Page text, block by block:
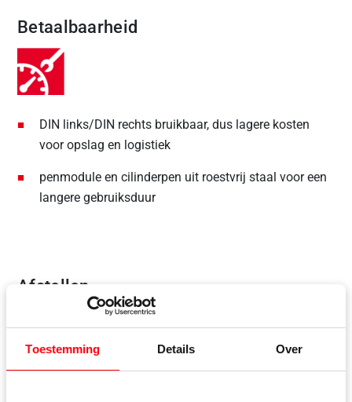
Toestemming Details Over
Betaalbaarheid
DIN links/DIN rechts bruikbaar, dus lagere kosten
voor opslag en logistiek
penmodule en cilinderpen uit roestvrij staal voor een
langere gebruiksduur
Afstellen